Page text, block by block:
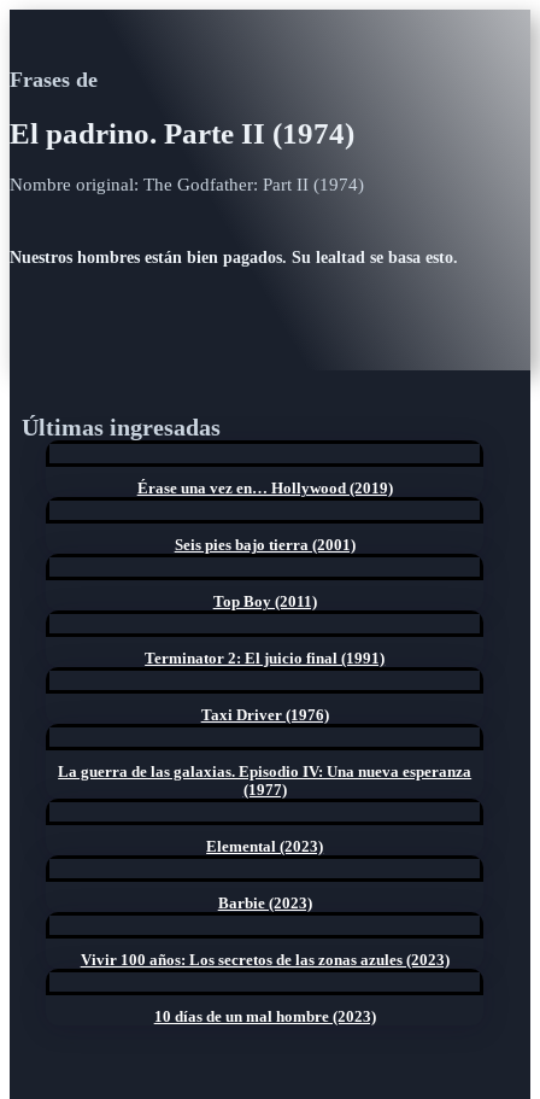
Frases de
El padrino. Parte II (1974)
Nombre original: The Godfather: Part II (1974)
Nuestros hombres están bien pagados. Su lealtad se basa esto.
Últimas ingresadas
Érase una vez en… Hollywood (2019)
Seis pies bajo tierra (2001)
Top Boy (2011)
Terminator 2: El juicio final (1991)
Taxi Driver (1976)
La guerra de las galaxias. Episodio IV: Una nueva esperanza
(1977)
Elemental (2023)
Barbie (2023)
Vivir 100 años: Los secretos de las zonas azules (2023)
10 días de un mal hombre (2023)